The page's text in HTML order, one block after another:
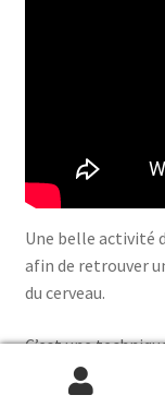
Une belle activité
afin de retrouver
du cerveau.
C’est une
créé en 2014 par
Recherche
Recherche